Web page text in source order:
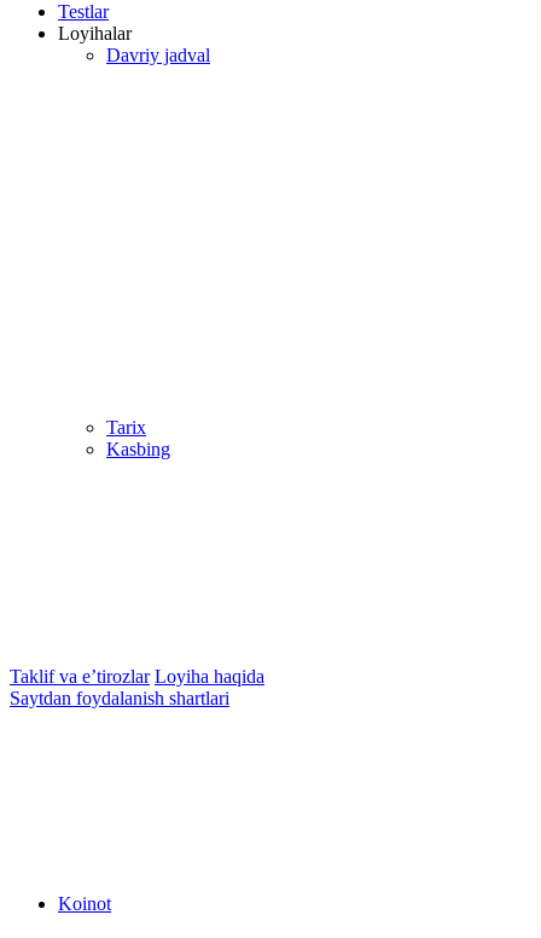
Testlar
Loyihalar
Davriy jadval
Tarix
Kasbing
Taklif va e’tirozlar Loyiha haqida
Saytdan foydalanish shartlari
Koinot